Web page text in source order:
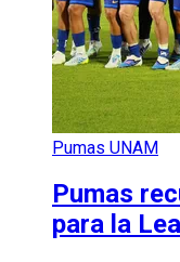
Pumas UNAM
Pumas
para la